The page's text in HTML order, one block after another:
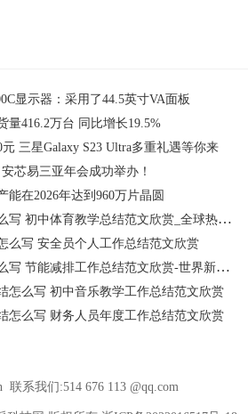
显示器：采用了44.5英寸VA面板
量416.2万台 同比增长19.5%
三星Galaxy S23 Ultra多重礼遇等你来
芯易三亚年会成功举办！
能在2026年达到960万片晶圆
初中体育教学总结怎么写 初中体育教学总结范文欣赏_全球热资讯
么写 安全员个人工作总结范文欣赏
节能减排工作总结怎么写 节能减排工作总结范文欣赏-世界新视野
怎么写 初中音乐教学工作总结范文欣赏
怎么写 财务人员年度工作总结范文欣赏
联系我们:514 676 113 @qq.com